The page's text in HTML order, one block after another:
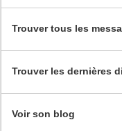
Trouver tous les
Trouver les dernières
Voir son blog